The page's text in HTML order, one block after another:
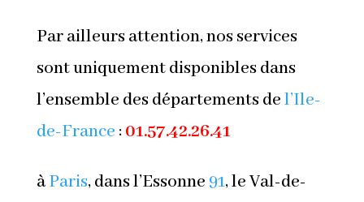
Par ailleurs attention, nos services
sont uniquement disponibles dans
l’ensemble des départements del’Ile-
de-France : 01.57.42.26.41
àParis, dans l’Essonne 91, le Val-de-